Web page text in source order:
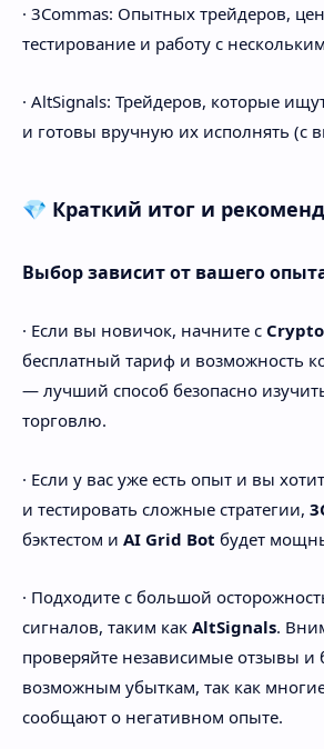
· 3Commas: Опытных трейдеров,
тестирование и работу с
· AltSignals: Трейдеров, которые
и готовы вручную их исполнять (с
💎 Краткий итог и
Выбор зависит от вашего
· Если вы новичок, начните с
бесплатный тариф и возможность
— лучший способ безопасно
торговлю.
· Если у вас уже есть опыт и вы
и тестировать сложные стратегии,
бэктестом и AI Grid Bot будет
· Подходите с большой
сигналов, таким как AltSignals.
проверяйте независимые отзывы и
возможным убыткам, так как
сообщают о негативном опыте.